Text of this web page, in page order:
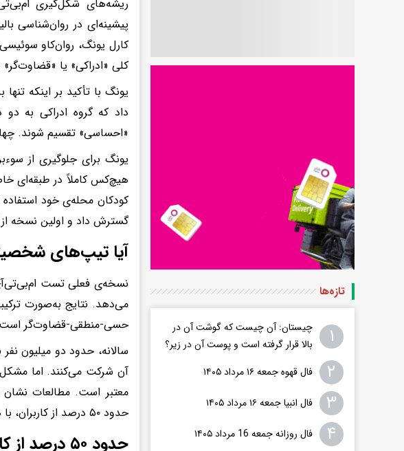
پیشینه‌ای در روان‌شناسی
کارل یونگ، روان‌کاو
کلی «ادراکی» یا
یونگ با تأکید بر اینکه
داد که گروه ادراکی به
«احساسی» تقسیم شوند.
یونگ برای جلوگیری از
هیچ‌کس کاملاً در طبقه‌ای
گسترش داد و اولین نسخه از
آیا تیپ‌های
حسی-منطقی-قضاوت‌گر
سالانه، حدود دو میلیون
آن شرکت می‌کنند. اما
معتبر است. مطالعات
حدود ۵۰ درصد از کاربران، با هر بار تکرار آزمون، به نتیجه‌ی متفاوتی دست می‌یابند.
تازه‌ها
۱
چیستان: آن چیست که گوشت آن در
بالا قرار گرفته است و پوست آن در زیر؟
۲ فال قهوه جمعه ۱۶ مرداد ۱۴۰۵
۳ فال انبیا جمعه ۱۶ مرداد ۱۴۰۵
۴ فال روزانه جمعه 16 مرداد ۱۴۰۵